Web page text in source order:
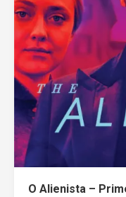
O Alienista –